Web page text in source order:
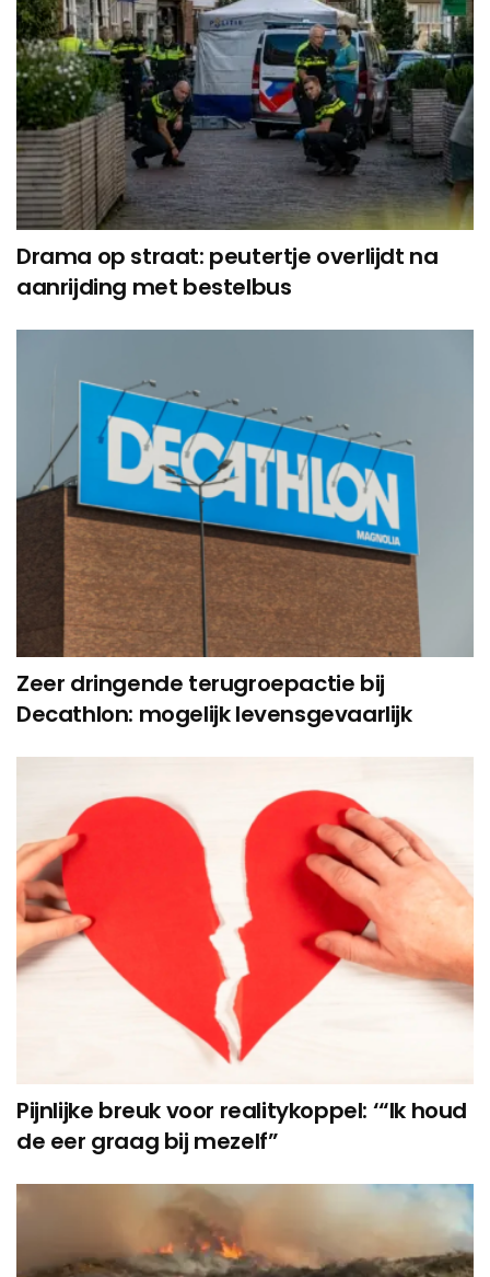
Drama op straat: peutertje overlijdt na
aanrijding met bestelbus
Zeer dringende terugroepactie bij
Decathlon: mogelijk levensgevaarlijk
Pijnlijke breuk voor realitykoppel: ‘“Ik houd
de eer graag bij mezelf”